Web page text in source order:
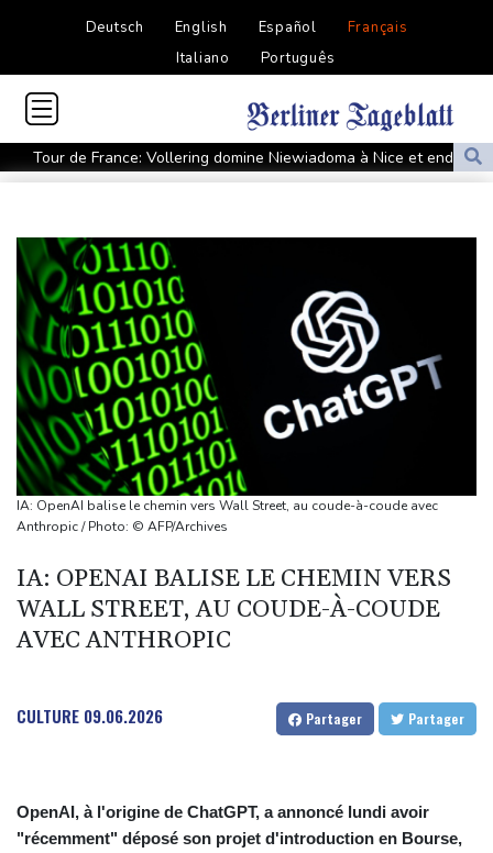
Deutsch English Español
Français
Italiano
Português
Tour de France: Vollering domine Niewiadoma à Nice et endosse
le maillot jaune
mégafeu
Zelensky avertit que l'hiver sera difficile pour l'Ukraine, 4 morts
dans des frappes dans la région de Kiev
Que peut-on attendre du pacte de défense scellé par Ryad,
Ankara et Islamabad?
Foot: le père et agent de Lionel Messi décède à l'âge de 68 ans
Hongrie : le "juge qui a dit non" à Orban choisi par le camp
Magyar pour devenir président
Euro de natation: Léon Marchand forfait sur les 200 et 400 m
quatre nages
Tour de France: la lauréate sortante Pauline Ferrand-Prévot
abandonne avant la 8e étape
Violences sexuelles sur mineurs : le gouvernement se penche
IA: OpenAI balise le chemin vers Wall Street, au coude-à-coude avec
Anthropic / Photo: © AFP/Archives
IA: OPENAI BALISE LE CHEMIN VERS
WALL STREET, AU COUDE-À-COUDE
AVEC ANTHROPIC
CULTURE 09.06.2026 Partager Partager
OpenAI, à l'origine de ChatGPT, a annoncé lundi avoir
"récemment" déposé son projet d'introduction en Bourse,